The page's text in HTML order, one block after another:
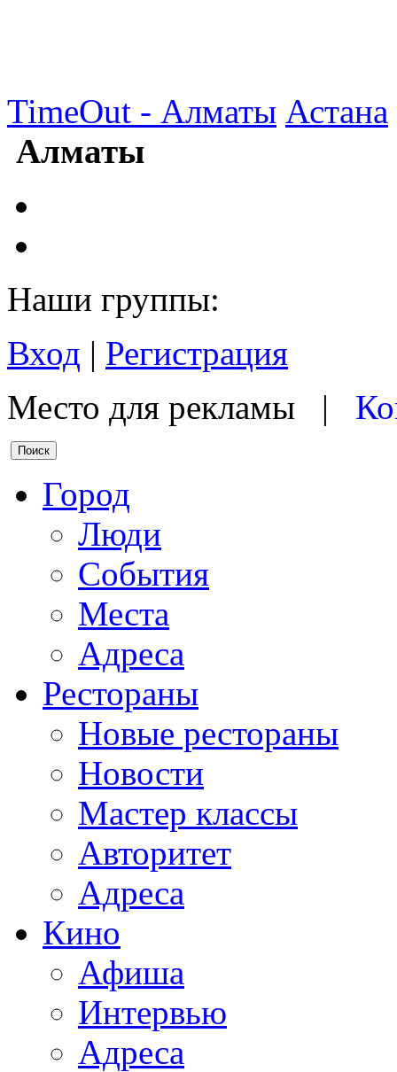
TimeOut - Алматы Астана
Алматы
Наши группы:
Вход | Регистрация
Место для рекламы |
Город
Люди
События
Места
Адреса
Рестораны
Новые рестораны
Новости
Мастер классы
Авторитет
Адреса
Кино
Афиша
Интервью
Адреса